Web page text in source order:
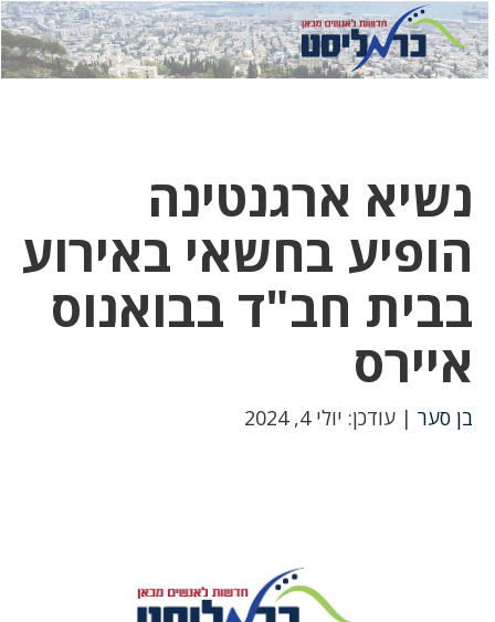
לחץ
כאן
לחץ
כדי
נשיא ארגנטינה
הופיע בחשאי באירוע
בבית חב"ד בבואנוס
איירס
בן סער | עודכן: יולי 4, 2024